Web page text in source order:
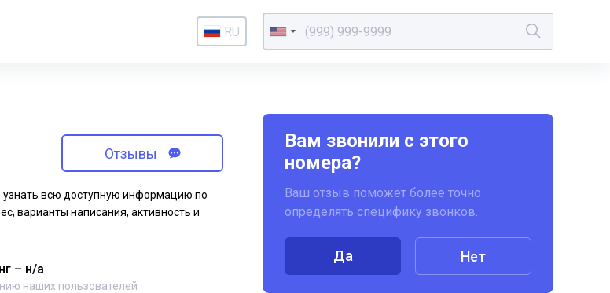
RU
Отзывы
узнать всю доступную информацию по
варианты написания, активность и
– н/a
наших пользователей
Вам звонили с этого
номера?
Ваш отзыв поможет более точно
определять специфику звонков.
Да Нет